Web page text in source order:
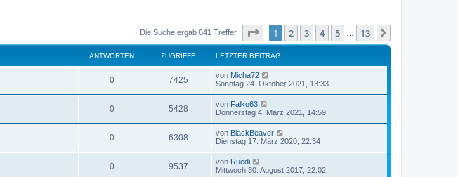
Die Suche ergab 641 Treffer Seite von13
1 2 3 4 5 13
ANTWORTEN ZUGRIFFE LETZTER BEITRAG
0 7425 von Micha72
Sonntag 24. Oktober 2021, 13:33
0 5428 von Falko63
Donnerstag 4. März 2021, 14:59
0 6308 von BlackBeaver
Dienstag 17. März 2020, 22:34
0 9537 von Ruedi
Mittwoch 30. August 2017, 22:02